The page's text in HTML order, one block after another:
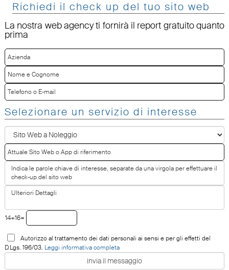
Richiedi il check up del tuo sito web
La nostra web agency ti fornirà il report gratuito quanto
prima
Selezionare un servizio di interesse
14+16=
Autorizzo al trattamento dei dati personali ai sensi e per gli effetti del
D.Lgs. 196/03. Leggi informativa completa